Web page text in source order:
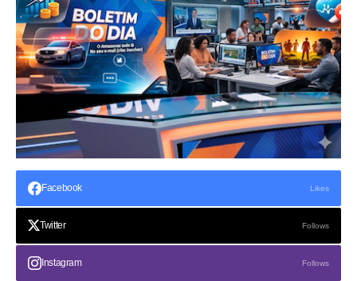
Facebook Likes
Twitter Follows
Instagram Follows